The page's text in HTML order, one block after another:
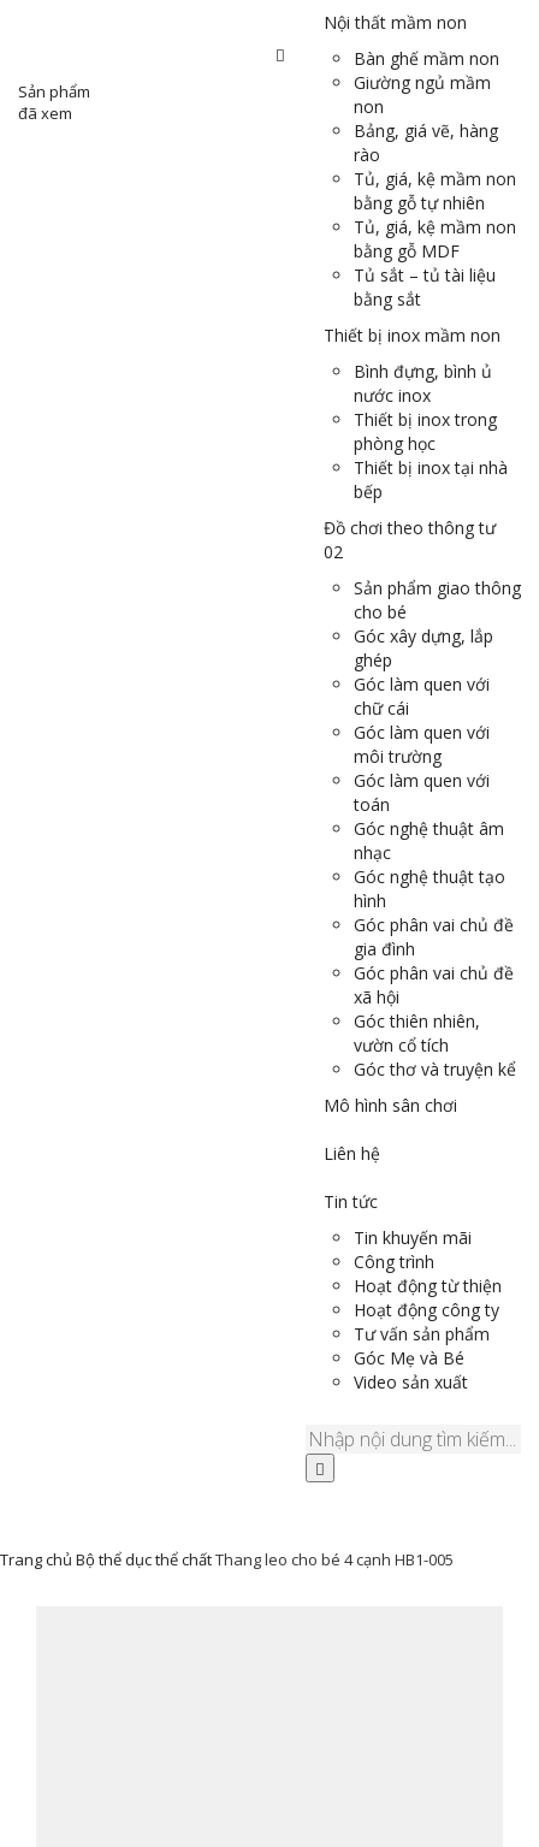
Sản phẩm
đã xem
Nội thất mầm non
Bàn ghế mầm non
Giường ngủ mầm
non
Bảng, giá vẽ, hàng
rào
Tủ, giá, kệ mầm non
bằng gỗ tự nhiên
Tủ, giá, kệ mầm non
bằng gỗ MDF
Tủ sắt – tủ tài liệu
bằng sắt
Thiết bị inox mầm non
Bình đựng, bình ủ
nước inox
Thiết bị inox trong
phòng học
Thiết bị inox tại nhà
bếp
Đồ chơi theo thông tư
02
Sản phẩm giao thông
cho bé
Góc xây dựng, lắp
ghép
Góc làm quen với
chữ cái
Góc làm quen với
môi trường
Góc làm quen với
toán
Góc nghệ thuật âm
nhạc
Góc nghệ thuật tạo
hình
Góc phân vai chủ đề
gia đình
Góc phân vai chủ đề
xã hội
Góc thiên nhiên,
vườn cổ tích
Góc thơ và truyện kể
Mô hình sân chơi
Liên hệ
Tin tức
Tin khuyến mãi
Công trình
Hoạt động từ thiện
Hoạt động công ty
Tư vấn sản phẩm
Góc Mẹ và Bé
Video sản xuất
Trang chủ Bộ thể dục thể chấtThang leo cho bé 4 cạnh HB1-005